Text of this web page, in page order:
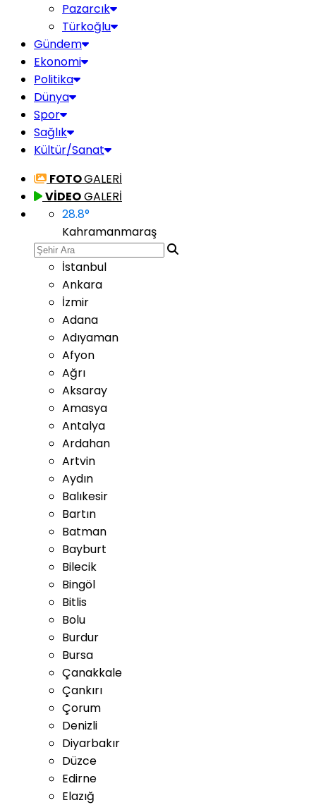
Pazarcık
Türkoğlu
Gündem
Ekonomi
Politika
Dünya
Spor
Sağlık
Kültür/Sanat
FOTOGALERİ
VİDEOGALERİ
28.8°
Kahramanmaraş
İstanbul
Ankara
İzmir
Adana
Adıyaman
Afyon
Ağrı
Aksaray
Amasya
Antalya
Ardahan
Artvin
Aydın
Balıkesir
Bartın
Batman
Bayburt
Bilecik
Bingöl
Bitlis
Bolu
Burdur
Bursa
Çanakkale
Çankırı
Çorum
Denizli
Diyarbakır
Düzce
Edirne
Elazığ